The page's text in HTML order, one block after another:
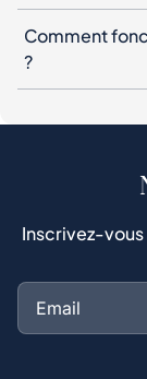
Comment
?
Inscrivez-